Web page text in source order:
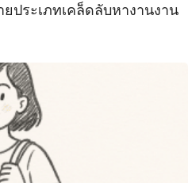
ประเภทเคล็ดลับหางานงาน